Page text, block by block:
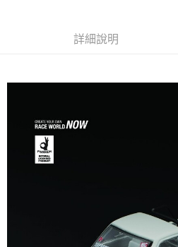
流程，驗證手機門號後，選擇欲分期的期
消。如遇「轉專審核」未通過狀況，表示
1.分期款項不併入電信帳單，「大哥付你
醒簡訊。
2.透過簡訊連結打開帳單後，可選擇「超
帳／街口支付／iPASS MONEY」等通路繳
用戶於交易時，得透過本服務購買商品或
買賣價金債權讓與本公司後，依約使用本
2.基於同意付款使用「大哥付你分期」之
每筆NT$90，滿NT$3,000(含以上)免
每筆NT$90，滿NT$3,000(含以上)免
預購-7-11取貨付款(舊)
每筆NT$90，滿NT$3,000(含以上)免
詳細說明